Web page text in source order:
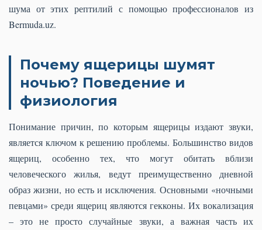
шума от этих рептилий с помощью профессионалов из
Bermuda.uz.
Почему ящерицы шумят
ночью? Поведение и
физиология
Понимание причин, по которым ящерицы издают звуки,
является ключом к решению проблемы. Большинство видов
ящериц, особенно тех, что могут обитать вблизи
человеческого жилья, ведут преимущественно дневной
образ жизни, но есть и исключения. Основными «ночными
певцами» среди ящериц являются гекконы. Их вокализация
– это не просто случайные звуки, а важная часть их